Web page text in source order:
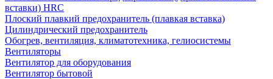
вставки) HRC
Плоский плавкий предохранитель (плавкая вставка)
Цилиндрический предохранитель
Обогрев, вентиляция, климатотехника, гелиосистемы
Вентиляторы
Вентилятор для оборудования
Вентилятор бытовой